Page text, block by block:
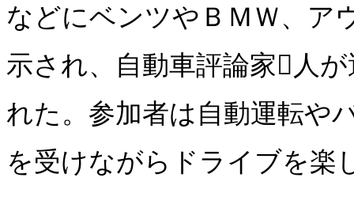
などにベンツやＢＭＷ、ア
示され、自動車評論家人
れた。参加者は自動運転や
を受けながらドライブを楽